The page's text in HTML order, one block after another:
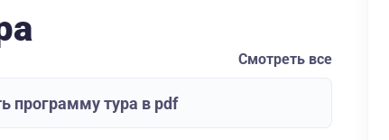
Смотреть все
программу тура в pdf